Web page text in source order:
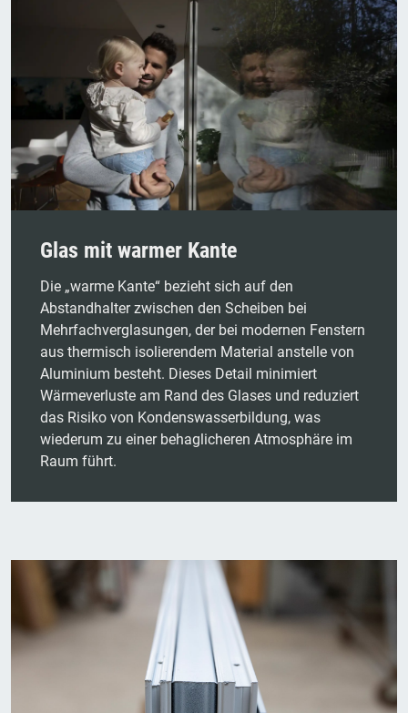
Glas mit warmer Kante
Die „warme Kante“ bezieht sich auf den
Abstandhalter zwischen den Scheiben bei
Mehrfachverglasungen, der bei modernen Fenstern
aus thermisch isolierendem Material anstelle von
Aluminium besteht. Dieses Detail minimiert
Wärmeverluste am Rand des Glases und reduziert
das Risiko von Kondenswasserbildung, was
wiederum zu einer behaglicheren Atmosphäre im
Raum führt.